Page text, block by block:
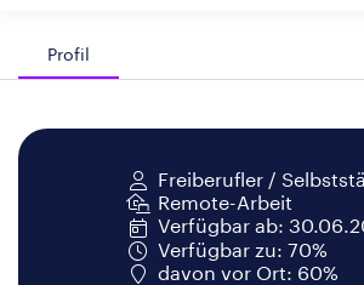
Profil
Freiberufler /
Remote-Arbeit
Verfügbar ab:
Verfügbar zu: 70%
davon vor Ort: 60%